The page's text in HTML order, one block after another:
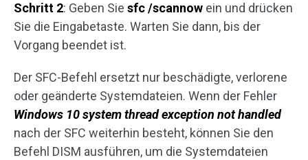
Schritt 2: Geben Sie sfc /scannow ein und drücken
Sie die Eingabetaste. Warten Sie dann, bis der
Vorgang beendet ist.
Der SFC-Befehl ersetzt nur beschädigte, verlorene
oder geänderte Systemdateien. Wenn der Fehler
Windows 10 system thread exception not handled
nach der SFC weiterhin besteht, können Sie den
Befehl DISM ausführen, um die Systemdateien